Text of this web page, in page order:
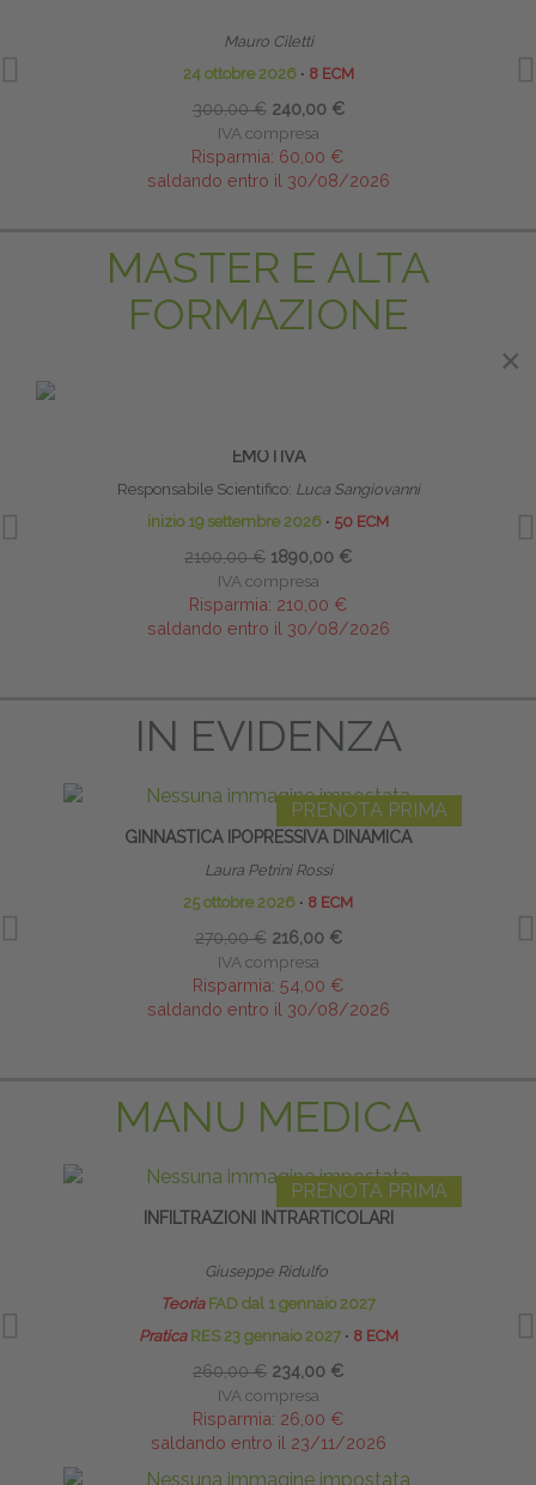
Mauro Ciletti
24 ottobre 2026 ∙ 8 ECM
300,00 € 240,00 €
IVA compresa
Risparmia: 60,00 €
saldando entro il 30/08/2026
MASTER E ALTA
FORMAZIONE
EMOTIVA
Responsabile Scientifico: Luca Sangiovanni
inizio 19 settembre 2026 ∙ 50 ECM
2100,00 € 1890,00 €
IVA compresa
Risparmia: 210,00 €
saldando entro il 30/08/2026
IN EVIDENZA
PRENOTA PRIMA
GINNASTICA IPOPRESSIVA DINAMICA
Laura Petrini Rossi
25 ottobre 2026 ∙ 8 ECM
270,00 € 216,00 €
IVA compresa
Risparmia: 54,00 €
saldando entro il 30/08/2026
MANU MEDICA
PRENOTA PRIMA
INFILTRAZIONI INTRARTICOLARI
Giuseppe Ridulfo
Teoria FAD dal 1 gennaio 2027
PraticaRES 23 gennaio 2027 ∙ 8 ECM
260,00 € 234,00 €
IVA compresa
Risparmia: 26,00 €
saldando entro il 23/11/2026
×
×